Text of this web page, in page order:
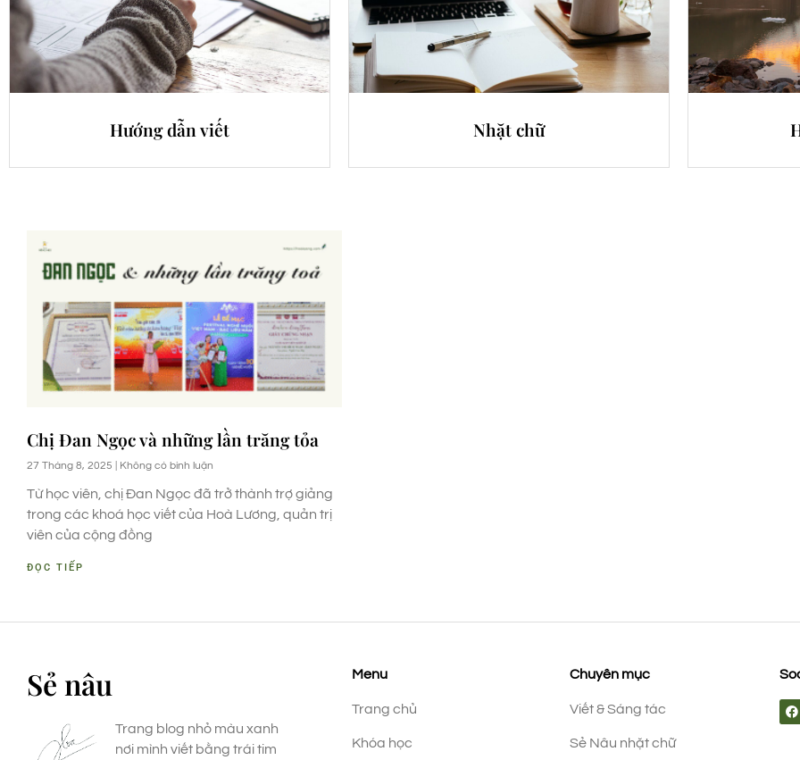
Hướng dẫn viết Nhặt chữ
Chị Đan Ngọc và những lần trăng tỏa
27 Tháng 8, 2025 Không có bình luận
Từ học viên, chị Đan Ngọc đã trở thành trợ giảng
trong các khoá học viết của Hoà Lương, quản trị
viên của cộng đồng
ĐỌC TIẾP
Sẻ nâu
Trang blog nhỏ màu xanh
nơi mình viết bằng trái tim
Menu
Trang chủ
Khóa học
Chuyên mục
Viết & Sáng tác
Sẻ Nâu nhặt chữ